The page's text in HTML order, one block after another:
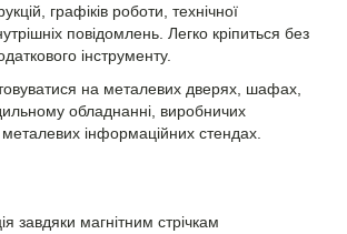
графіків роботи, технічної
повідомлень. Легко кріпиться без
інструменту.
на металевих дверях, шафах,
обладнанні, виробничих
металевих інформаційних стендах.
завдяки магнітним стрічкам